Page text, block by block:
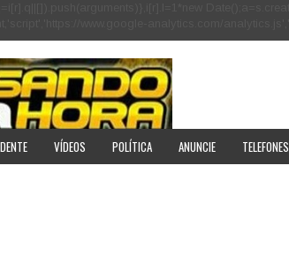
VÍDEOS POLÍTICA ANUNCIE